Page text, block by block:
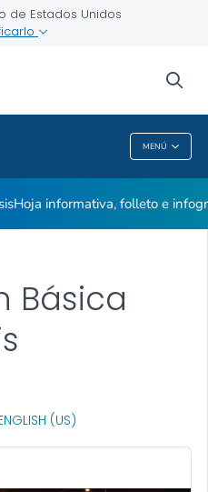
de Estados Unidos
MENÚ
Hoja informativa, folleto e
LINK FOR DETAILS.
(US)
Básica